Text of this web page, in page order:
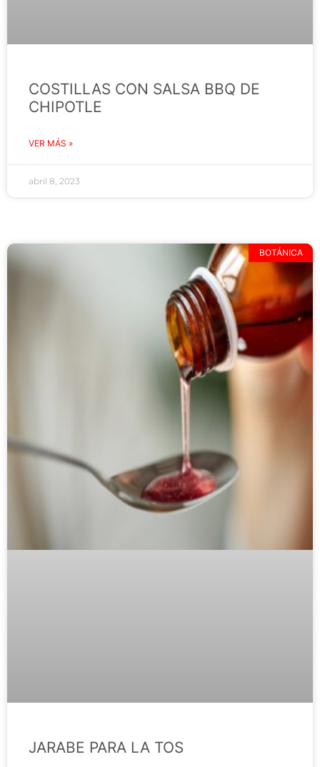
COSTILLAS CON SALSA BBQ DE
CHIPOTLE
VER MÁS »
abril 8, 2023
BOTÁNICA
JARABE PARA LA TOS